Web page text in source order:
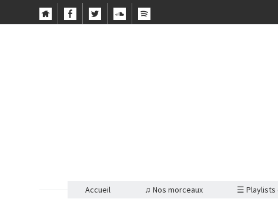
Accueil ♫ Nos morceaux ☰ Playlists